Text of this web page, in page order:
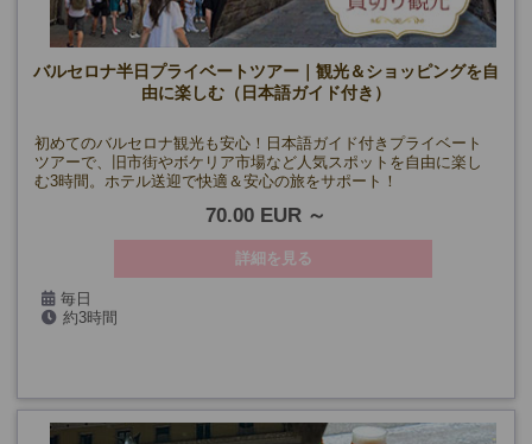
バルセロナ半日プライベートツアー｜観光＆ショッピングを自
由に楽しむ（日本語ガイド付き）
初めてのバルセロナ観光も安心！日本語ガイド付きプライベート
ツアーで、旧市街やボケリア市場など人気スポットを自由に楽し
む3時間。ホテル送迎で快適＆安心の旅をサポート！
70.00 EUR
詳細を見る
毎日
約3時間